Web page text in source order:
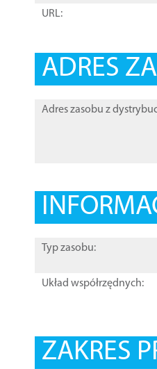
URL:
ADRES
Adres zasobu z
Typ zasobu:
Układ współrzędnych:
ZAKRES